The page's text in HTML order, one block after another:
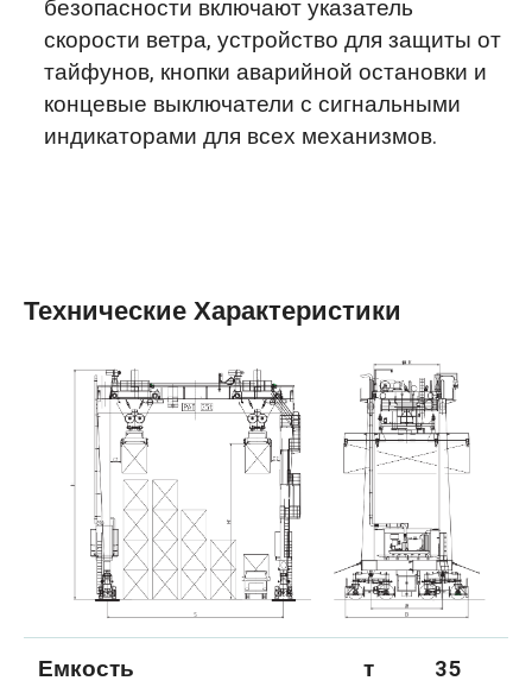
безопасности включают указатель
скорости ветра, устройство для защиты от
тайфунов, кнопки аварийной остановки и
концевые выключатели с сигнальными
индикаторами для всех механизмов.
Технические Характеристики
Емкость т
35